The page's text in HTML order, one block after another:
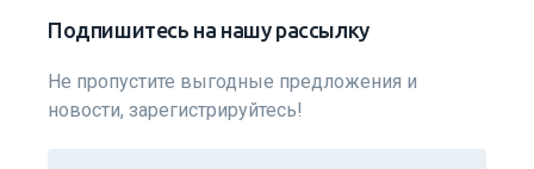
Подпишитесь на нашу рассылку
Не пропустите выгодные предложения и
новости, зарегистрируйтесь!